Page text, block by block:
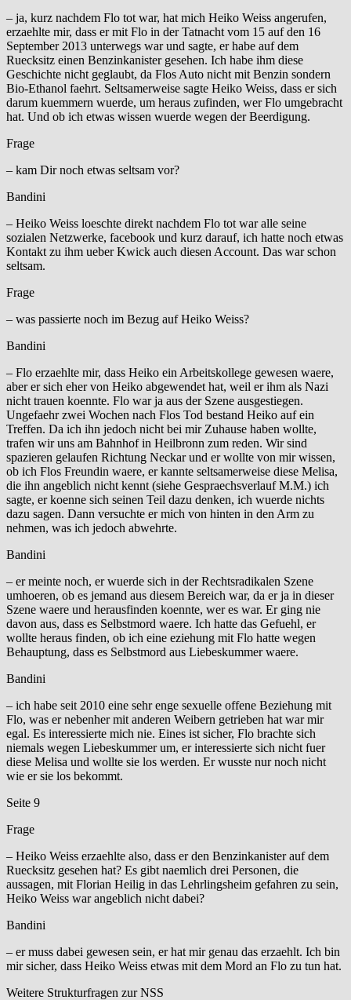
– ja, kurz nachdem Flo tot war, hat mich Heiko Weiss angerufen,
erzaehlte mir, dass er mit Flo in der Tatnacht vom 15 auf den 16
September 2013 unterwegs war und sagte, er habe auf dem
Ruecksitz einen Benzinkanister gesehen. Ich habe ihm diese
Geschichte nicht geglaubt, da Flos Auto nicht mit Benzin sondern
Bio-Ethanol faehrt. Seltsamerweise sagte Heiko Weiss, dass er sich
darum kuemmern wuerde, um heraus zufinden, wer Flo umgebracht
hat. Und ob ich etwas wissen wuerde wegen der Beerdigung.
Frage
– kam Dir noch etwas seltsam vor?
Bandini
– Heiko Weiss loeschte direkt nachdem Flo tot war alle seine
sozialen Netzwerke, facebook und kurz darauf, ich hatte noch etwas
Kontakt zu ihm ueber Kwick auch diesen Account. Das war schon
seltsam.
Frage
– was passierte noch im Bezug auf Heiko Weiss?
Bandini
– Flo erzaehlte mir, dass Heiko ein Arbeitskollege gewesen waere,
aber er sich eher von Heiko abgewendet hat, weil er ihm als Nazi
nicht trauen koennte. Flo war ja aus der Szene ausgestiegen.
Ungefaehr zwei Wochen nach Flos Tod bestand Heiko auf ein
Treffen. Da ich ihn jedoch nicht bei mir Zuhause haben wollte,
trafen wir uns am Bahnhof in Heilbronn zum reden. Wir sind
spazieren gelaufen Richtung Neckar und er wollte von mir wissen,
ob ich Flos Freundin waere, er kannte seltsamerweise diese Melisa,
die ihn angeblich nicht kennt (siehe Gespraechsverlauf M.M.) ich
sagte, er koenne sich seinen Teil dazu denken, ich wuerde nichts
dazu sagen. Dann versuchte er mich von hinten in den Arm zu
nehmen, was ich jedoch abwehrte.
Bandini
– er meinte noch, er wuerde sich in der Rechtsradikalen Szene
umhoeren, ob es jemand aus diesem Bereich war, da er ja in dieser
Szene waere und herausfinden koennte, wer es war. Er ging nie
davon aus, dass es Selbstmord waere. Ich hatte das Gefuehl, er
wollte heraus finden, ob ich eine eziehung mit Flo hatte wegen
Behauptung, dass es Selbstmord aus Liebeskummer waere.
Bandini
– ich habe seit 2010 eine sehr enge sexuelle offene Beziehung mit
Flo, was er nebenher mit anderen Weibern getrieben hat war mir
egal. Es interessierte mich nie. Eines ist sicher, Flo brachte sich
niemals wegen Liebeskummer um, er interessierte sich nicht fuer
diese Melisa und wollte sie los werden. Er wusste nur noch nicht
wie er sie los bekommt.
Seite 9
Frage
– Heiko Weiss erzaehlte also, dass er den Benzinkanister auf dem
Ruecksitz gesehen hat? Es gibt naemlich drei Personen, die
aussagen, mit Florian Heilig in das Lehrlingsheim gefahren zu sein,
Heiko Weiss war angeblich nicht dabei?
Bandini
– er muss dabei gewesen sein, er hat mir genau das erzaehlt. Ich bin
mir sicher, dass Heiko Weiss etwas mit dem Mord an Flo zu tun hat.
Weitere Strukturfragen zur NSS